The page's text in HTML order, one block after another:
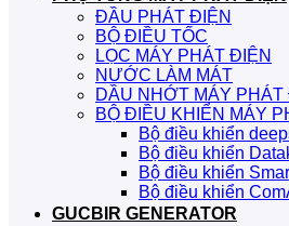
ĐẦU PHÁT ĐIỆN
BỘ ĐIỀU TỐC
LỌC MÁY PHÁT ĐIỆN
NƯỚC LÀM MÁT
DẦU NHỚT MÁY PHÁT
BỘ ĐIỀU KHIỂN MÁY
Bộ điều khiển
Bộ điều khiển
Bộ điều khiển
Bộ điều khiển
GUCBIR GENERATOR